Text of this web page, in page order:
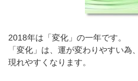
2018年は「変化」の一年です。
「変化」は、運が変わりやすい為
現れやすくなります。